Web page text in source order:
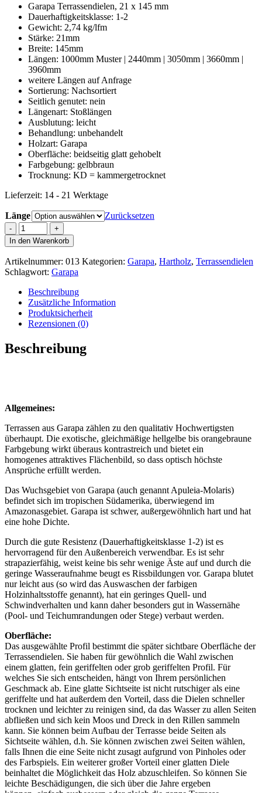
Garapa Terrassendielen, 21 x 145 mm
Dauerhaftigkeitsklasse: 1-2
Gewicht: 2,74 kg/lfm
Stärke: 21mm
Breite: 145mm
Längen: 1000mm Muster | 2440mm | 3050mm | 3660mm |
3960mm
weitere Längen auf Anfrage
Sortierung: Nachsortiert
Seitlich genutet: nein
Längenart: Stoßlängen
Ausblutung: leicht
Behandlung: unbehandelt
Holzart: Garapa
Oberfläche: beidseitig glatt gehobelt
Farbgebung: gelbbraun
Trocknung: KD = kammergetrocknet
Lieferzeit: 14 - 21 Werktage
Länge
Zurücksetzen
Garapa
Terrassendiele
|
21x145mm
|
verschiedene
Längen
|
glatt
Menge
In den Warenkorb
Artikelnummer: 013 Kategorien: Garapa, Hartholz, Terrassendielen
Schlagwort: Garapa
Beschreibung
Zusätzliche Information
Produktsicherheit
Rezensionen (0)
Beschreibung
Allgemeines:
Terrassen aus Garapa zählen zu den qualitativ Hochwertigsten
überhaupt. Die exotische, gleichmäßige hellgelbe bis orangebraune
Farbgebung wirkt überaus kontrastreich und bietet ein
homogenes attraktives Flächenbild, so dass optisch höchste
Ansprüche erfüllt werden.
Das Wuchsgebiet von Garapa (auch genannt Apuleia-Molaris)
befindet sich im tropischen Südamerika, überwiegend im
Amazonasgebiet. Garapa ist schwer, außergewöhnlich hart und hat
eine hohe Dichte.
Durch die gute Resistenz (Dauerhaftigkeitsklasse 1-2) ist es
hervorragend für den Außenbereich verwendbar. Es ist sehr
strapazierfähig, weist keine bis sehr wenige Äste auf und durch die
geringe Wasseraufnahme beugt es Rissbildungen vor. Garapa blutet
nur leicht aus (so wird das Auswaschen der farbigen
Holzinhaltsstoffe genannt), hat ein geringes Quell- und
Schwindverhalten und kann daher besonders gut in Wassernähe
(Pool- und Teichumrandungen oder Stege) verbaut werden.
Oberfläche:
Das ausgewählte Profil bestimmt die später sichtbare Oberfläche der
Terrassendielen. Sie haben für gewöhnlich die Wahl zwischen
einem glatten, fein geriffelten oder grob geriffelten Profil. Für
welches Sie sich entscheiden, hängt von Ihrem persönlichen
Geschmack ab. Eine glatte Sichtseite ist nicht rutschiger als eine
geriffelte und hat außerdem den Vorteil, dass die Dielen schneller
trocknen und leichter zu reinigen sind, da das Wasser zu allen Seiten
abfließen und sich kein Moos und Dreck in den Rillen sammeln
kann. Sie können beim Aufbau der Terrasse beide Seiten als
Sichtseite wählen, d.h. Sie können zwischen zwei Seiten wählen,
falls Ihnen die eine Seite nicht zusagt aufgrund von Pinholes oder
des Farbspiels. Ein weiterer großer Vorteil einer glatten Diele
beinhaltet die Möglichkeit das Holz abzuschleifen. So können Sie
leichte Beschädigungen, die sich über die Jahre ergeben